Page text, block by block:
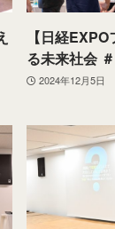
【日経
る未来社会
2024年12月5日